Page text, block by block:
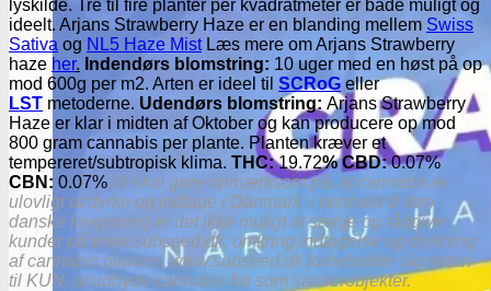
lyskilde. Tre til fire planter per kvadratmeter er både muligt og
ideelt. Arjans Strawberry Haze er en blanding mellem Swiss
Sativa og NL5 Haze MistLæs mere om Arjans Strawberry
haze her. Indendørs blomstring: 10 uger med en høst på op
mod 600g per m2. Arten er ideel til SCRoG eller
LST metoderne. Udendørs blomstring: Arjans Strawberry
Haze er klar i midten af Oktober og kan producere op mod
800 gram cannabis per plante. Planten kræver et
tempereret/subtropisk klima. THC:19.72% CBD:0.07%
CBN: 0.07% Vi skal gøre opmærksom på, at cannabis er
ulovligt at dyrke og indtage i Danmark. I henhold til den
danske lovgivning er det ikke muligt at sælge og rådgive
kunder på www.subseed.dk, omkring indtagelse og dyrkning
af cannabis planten. www.subseed.dk forbeholder sig retten
til KUN, at udbyde cannabis frø som samlerobjekter.